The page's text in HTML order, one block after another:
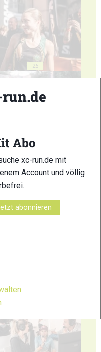
26
30
Abo
xc-run.de mit
Account und völlig
abonnieren